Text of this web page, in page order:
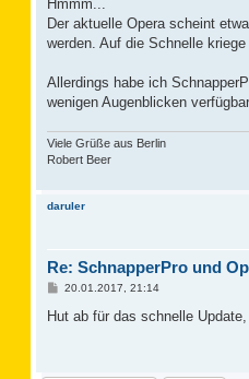
r
a
Hmmm...
Der aktuelle Opera scheint
werden. Auf die Schnelle
Allerdings habe ich
wenigen Augenblicken verfügbar.
Viele Grüße aus Berlin
Robert Beer
daruler
Re: SchnapperPro und
B20.01.2017, 21:14
Hut ab für das schnelle